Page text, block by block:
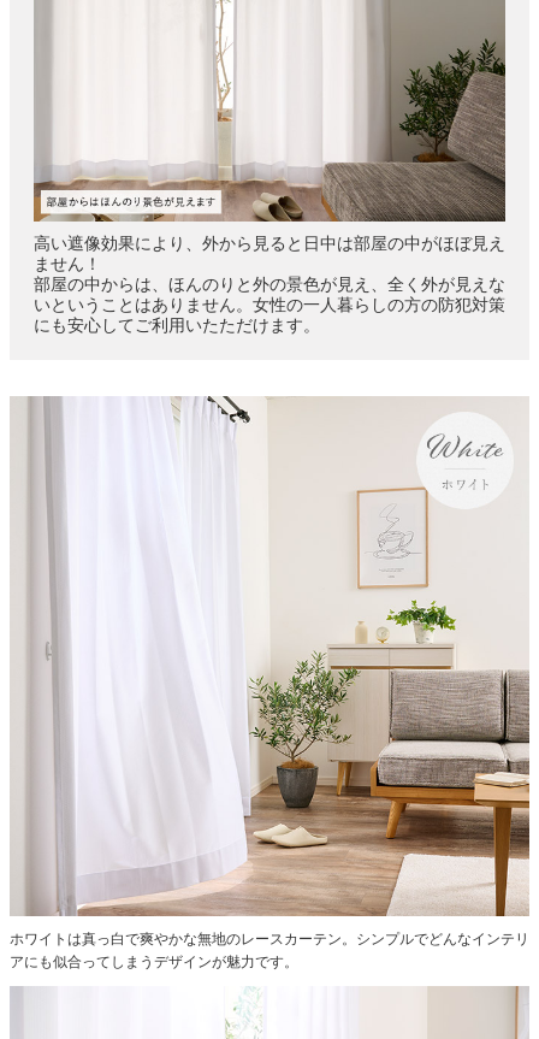
高い遮像効果により、外から見ると日中は部屋の中がほぼ見え
ません！
部屋の中からは、ほんのりと外の景色が見え、全く外が見えな
いということはありません。女性の一人暮らしの方の防犯対策
にも安心してご利用いたただけます。
ホワイトは真っ白で爽やかな無地のレースカーテン。シンプルでどんなインテリ
アにも似合ってしまうデザインが魅力です。